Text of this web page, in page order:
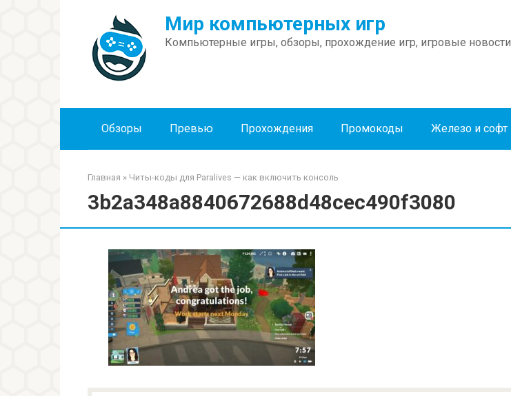
Мир компьютерных игр
Компьютерные игры, обзоры, прохождение игр, игровые новости
Обзоры Превью Прохождения Промокоды Железо и софт
Главная » Читы-коды для Paralives — как включить консоль
3b2a348a8840672688d48cec490f3080